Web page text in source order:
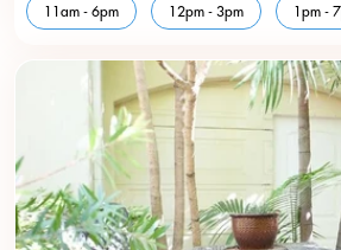
11am - 6pm 12pm - 3pm 1pm -